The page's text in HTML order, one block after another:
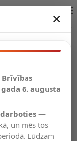
×
Brīvības
gada 6. augusta
—
un mēs tos
Lūdzam